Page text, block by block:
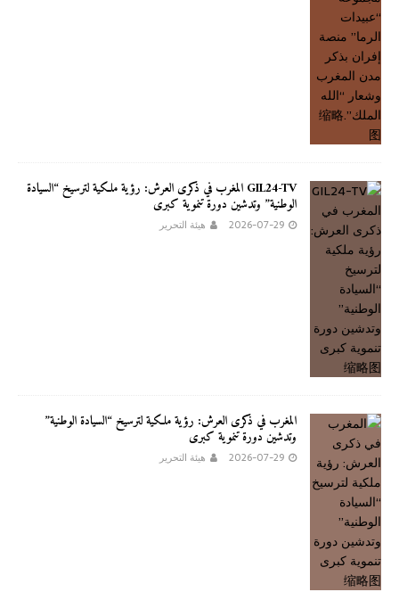
GIL24-TV المغرب في ذكرى العرش: رؤية ملكية لترسيخ “السيادة
الوطنية” وتدشين دورة تنموية كبرى
2026-07-29 هيئة التحرير
المغرب في ذكرى العرش: رؤية ملكية لترسيخ “السيادة الوطنية”
وتدشين دورة تنموية كبرى
2026-07-29 هيئة التحرير